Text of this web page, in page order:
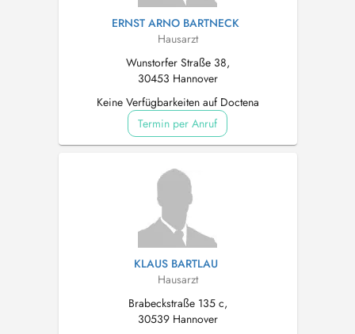
ERNST ARNO BARTNECK
Hausarzt
Wunstorfer Straße 38,
30453 Hannover
Keine Verfügbarkeiten auf Doctena
Termin per Anruf
KLAUS BARTLAU
Hausarzt
Brabeckstraße 135 c,
30539 Hannover